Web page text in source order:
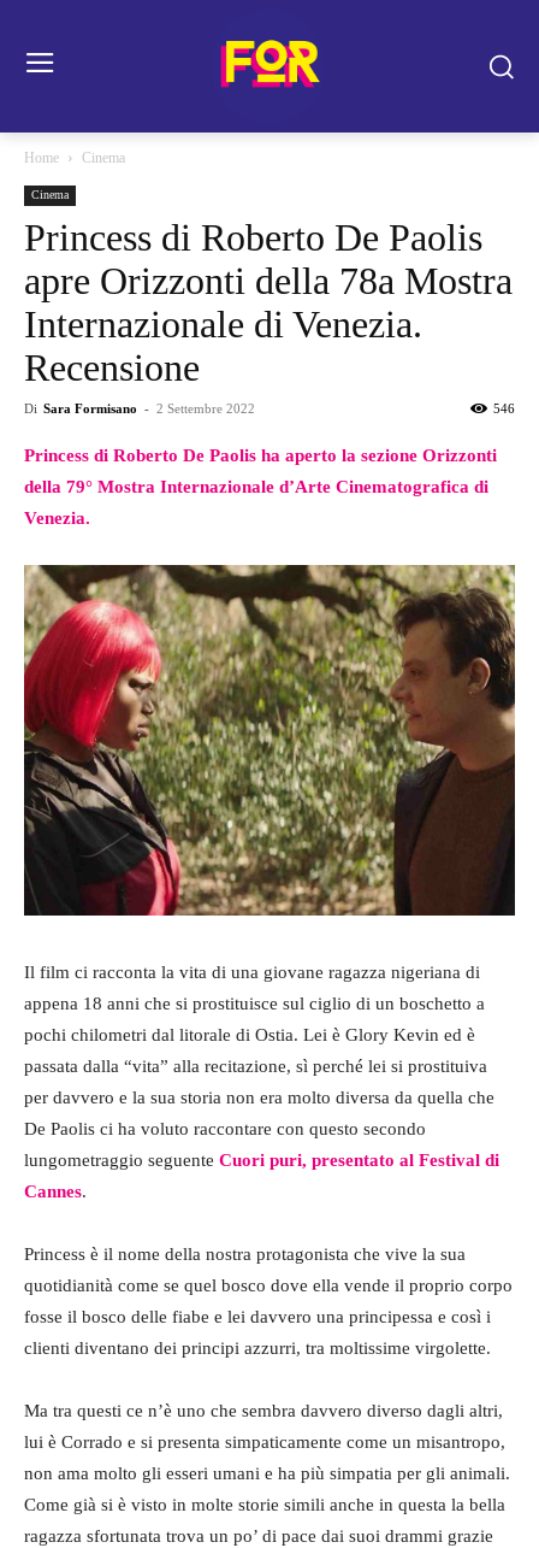
Home Cinema
Cinema
Princess di Roberto De Paolis
apre Orizzonti della 78a Mostra
Internazionale di Venezia.
Recensione
Di Sara Formisano - 2 Settembre 2022 546
Princess di Roberto De Paolis ha aperto la sezione Orizzonti
della 79° Mostra Internazionale d’Arte Cinematografica di
Venezia.
Il film ci racconta la vita di una giovane ragazza nigeriana di
appena 18 anni che si prostituisce sul ciglio di un boschetto a
pochi chilometri dal litorale di Ostia. Lei è Glory Kevin ed è
passata dalla “vita” alla recitazione, sì perché lei si prostituiva
per davvero e la sua storia non era molto diversa da quella che
De Paolis ci ha voluto raccontare con questo secondo
lungometraggio seguente Cuori puri, presentato al Festival di
Cannes.
Princess è il nome della nostra protagonista che vive la sua
quotidianità come se quel bosco dove ella vende il proprio corpo
fosse il bosco delle fiabe e lei davvero una principessa e così i
clienti diventano dei principi azzurri, tra moltissime virgolette.
Ma tra questi ce n’è uno che sembra davvero diverso dagli altri,
lui è Corrado e si presenta simpaticamente come un misantropo,
non ama molto gli esseri umani e ha più simpatia per gli animali.
Come già si è visto in molte storie simili anche in questa la bella
ragazza sfortunata trova un po’ di pace dai suoi drammi grazie